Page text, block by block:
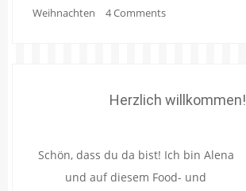
Weihnachten
4 Comments
Herzlich willkommen!
Schön, dass du da bist! Ich bin Alena
und auf diesem Food- und